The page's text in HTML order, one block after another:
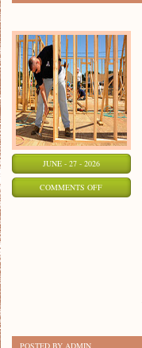
JUNE - 27 - 2026
COMMENTS OFFON
POSTED BY ADMIN